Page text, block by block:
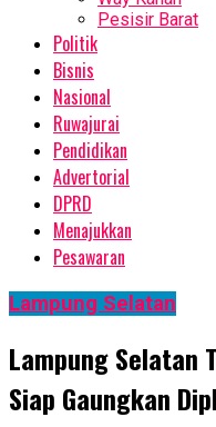
Pesisir Barat
Politik
Bisnis
Nasional
Ruwajurai
Pendidikan
Advertorial
DPRD
Menajukkan
Pesawaran
Lampung Selatan
Lampung Selatan
Siap Gaungkan